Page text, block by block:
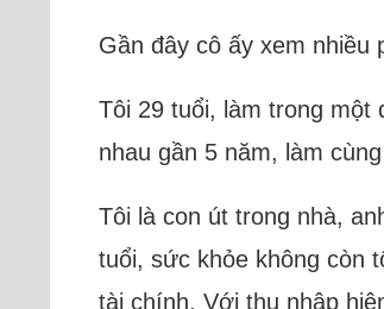
Gần đây cô ấy xem nhiều
Tôi 29 tuổi, làm trong một
nhau gần 5 năm, làm
Tôi là con út trong nhà,
tuổi, sức khỏe không còn
tài chính. Với thu nhập